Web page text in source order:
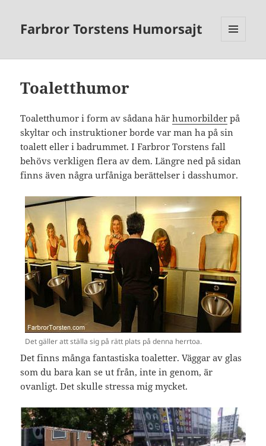
Farbror Torstens Humorsajt
Toaletthumor
Toaletthumor i form av sådana härhumorbilder på
skyltar och instruktioner borde var man ha på sin
toalett eller i badrummet. I Farbror Torstens fall
behövs verkligen flera av dem. Längre ned på sidan
finns även några urfåniga berättelser i dasshumor.
Det gäller att ställa sig på rätt plats på denna herrtoa.
Det finns många fantastiska toaletter. Väggar av glas
som du bara kan se ut från, inte in genom, är
ovanligt. Det skulle stressa mig mycket.